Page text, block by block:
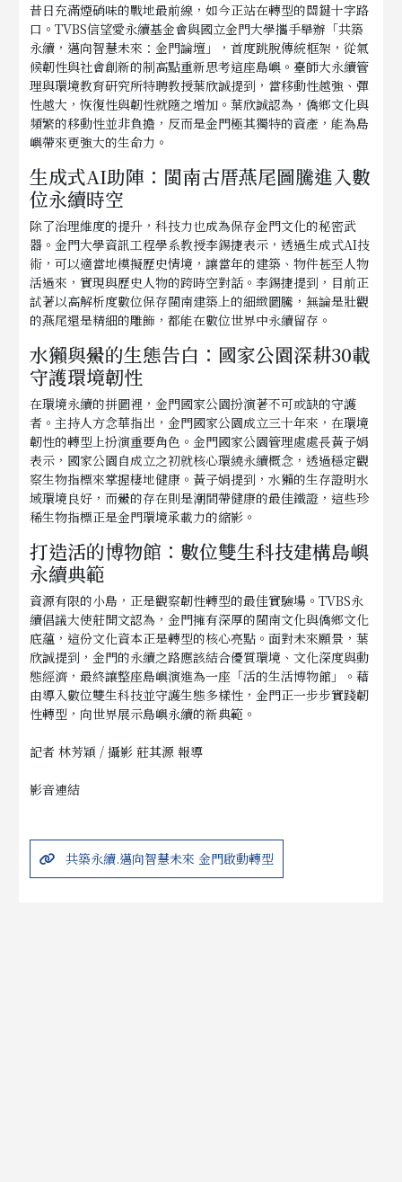
昔日充滿煙硝味的戰地最前線，如今正站在轉型的關鍵十字路
口。TVBS信望愛永續基金會與國立金門大學攜手舉辦「共築
永續，邁向智慧未來：金門論壇」，首度跳脫傳統框架，從氣
候韌性與社會創新的制高點重新思考這座島嶼。臺師大永續管
理與環境教育研究所特聘教授葉欣誠提到，當移動性越強、彈
性越大，恢復性與韌性就隨之增加。葉欣誠認為，僑鄉文化與
頻繁的移動性並非負擔，反而是金門極其獨特的資產，能為島
嶼帶來更強大的生命力。
生成式AI助陣：閩南古厝燕尾圖騰進入數
位永續時空
除了治理維度的提升，科技力也成為保存金門文化的秘密武
器。金門大學資訊工程學系教授李錫捷表示，透過生成式AI技
術，可以適當地模擬歷史情境，讓當年的建築、物件甚至人物
活過來，實現與歷史人物的跨時空對話。李錫捷提到，目前正
試著以高解析度數位保存閩南建築上的細緻圖騰，無論是壯觀
的燕尾還是精細的雕飾，都能在數位世界中永續留存。
水獺與鱟的生態告白：國家公園深耕30載
守護環境韌性
在環境永續的拼圖裡，金門國家公園扮演著不可或缺的守護
者。主持人方念華指出，金門國家公園成立三十年來，在環境
韌性的轉型上扮演重要角色。金門國家公園管理處處長黃子娟
表示，國家公園自成立之初就核心環繞永續概念，透過穩定觀
察生物指標來掌握棲地健康。黃子娟提到，水獺的生存證明水
域環境良好，而鱟的存在則是潮間帶健康的最佳鐵證，這些珍
稀生物指標正是金門環境承載力的縮影。
打造活的博物館：數位雙生科技建構島嶼
永續典範
資源有限的小島，正是觀察韌性轉型的最佳實驗場。TVBS永
續倡議大使莊開文認為，金門擁有深厚的閩南文化與僑鄉文化
底蘊，這份文化資本正是轉型的核心亮點。面對未來願景，葉
欣誠提到，金門的永續之路應該結合優質環境、文化深度與動
態經濟，最終讓整座島嶼演進為一座「活的生活博物館」。藉
由導入數位雙生科技並守護生態多樣性，金門正一步步實踐韌
性轉型，向世界展示島嶼永續的新典範。
記者 林芳穎 / 攝影 莊其源 報導
影音連結
共築永續.邁向智慧未來 金門啟動轉型